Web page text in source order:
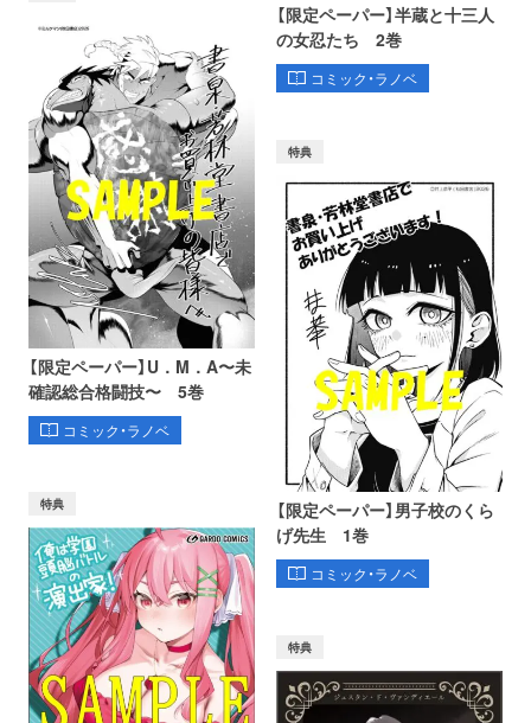
【限定ペーパー】半蔵と十三人
の女忍たち 2巻
コミック・ラノベ
【限定ペーパー】U．M．A〜未
確認総合格闘技〜 5巻
コミック・ラノベ
特典
【限定ペーパー】男子校のくら
げ先生 1巻
コミック・ラノベ
特典
特典